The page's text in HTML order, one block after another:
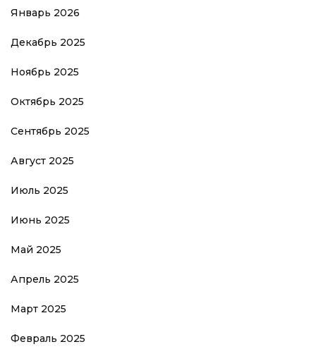
Январь 2026
Декабрь 2025
Ноябрь 2025
Октябрь 2025
Сентябрь 2025
Август 2025
Июль 2025
Июнь 2025
Май 2025
Апрель 2025
Март 2025
Февраль 2025